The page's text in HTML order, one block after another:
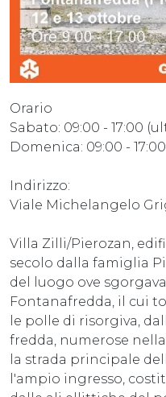
Orario
Sabato: 09:00 - 17:00
Domenica: 09:00 -
Indirizzo:
Viale Michelangelo
Villa Zilli/Pierozan,
secolo dalla famiglia
del luogo ove
Fontanafredda, il cui
le polle di risorgiva,
fredda, numerose
la strada principale
l'ampio ingresso,